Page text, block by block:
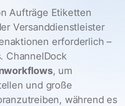
Aufträge Etiketten
Versanddienstleister
erforderlich –
ChannelDock
, um
und große
während es